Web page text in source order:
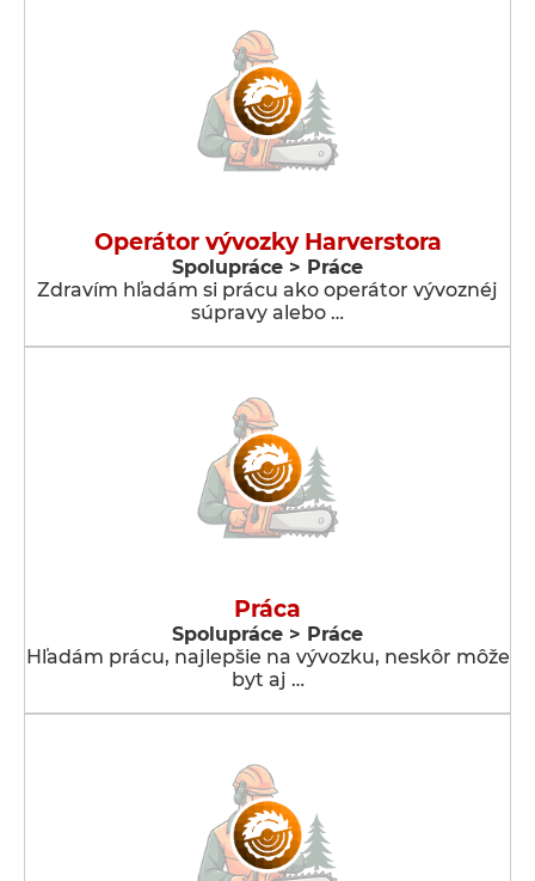
Operátor vývozky Harverstora
Spolupráce > Práce
Zdravím hľadám si prácu ako operátor vývoznéj
súpravy alebo …
Práca
Spolupráce > Práce
Hľadám prácu, najlepšie na vývozku, neskôr môže
byt aj …